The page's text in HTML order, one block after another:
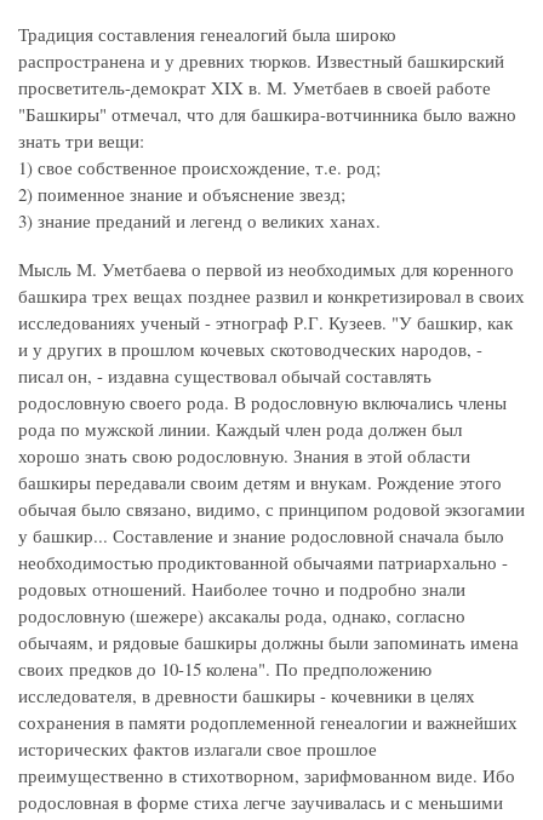
Традиция составления генеалогий была широко
распространена и у древних тюрков. Известный башкирский
просветитель-демократ XIX в. М. Уметбаев в своей работе
"Башкиры" отмечал, что для башкира-вотчинника было важно
знать три вещи:
1) свое собственное происхождение, т.е. род;
2) поименное знание и объяснение звезд;
3) знание преданий и легенд о великих ханах.
Мысль М. Уметбаева о первой из необходимых для коренного
башкира трех вещах позднее развил и конкретизировал в своих
исследованиях ученый - этнограф Р.Г. Кузеев. "У башкир, как
и у других в прошлом кочевых скотоводческих народов, -
писал он, - издавна существовал обычай составлять
родословную своего рода. В родословную включались члены
рода по мужской линии. Каждый член рода должен был
хорошо знать свою родословную. Знания в этой области
башкиры передавали своим детям и внукам. Рождение этого
обычая было связано, видимо, с принципом родовой экзогамии
у башкир... Составление и знание родословной сначала было
необходимостью продиктованной обычаями патриархально -
родовых отношений. Наиболее точно и подробно знали
родословную (шежере) аксакалы рода, однако, согласно
обычаям, и рядовые башкиры должны были запоминать имена
своих предков до 10-15 колена". По предположению
исследователя, в древности башкиры - кочевники в целях
сохранения в памяти родоплеменной генеалогии и важнейших
исторических фактов излагали свое прошлое
преимущественно в стихотворном, зарифмованном виде. Ибо
родословная в форме стиха легче заучивалась и с меньшими